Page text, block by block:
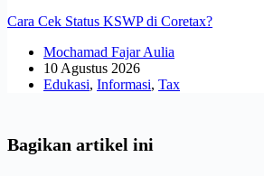
Cara Cek Status KSWP di Coretax?
Mochamad Fajar Aulia
10 Agustus 2026
Edukasi, Informasi, Tax
Bagikan artikel ini